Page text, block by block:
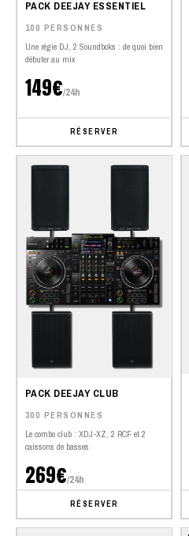
PACK DEEJAY ESSENTIEL
100 PERSONNES
Une régie DJ, 2 Soundboks : de quoi bien
débuter au mix
149€/24h
RÉSERVER
PACK DEEJAY CLUB
300 PERSONNES
Le combo club : XDJ-XZ, 2 RCF et 2
caissons de basses
269€/24h
RÉSERVER